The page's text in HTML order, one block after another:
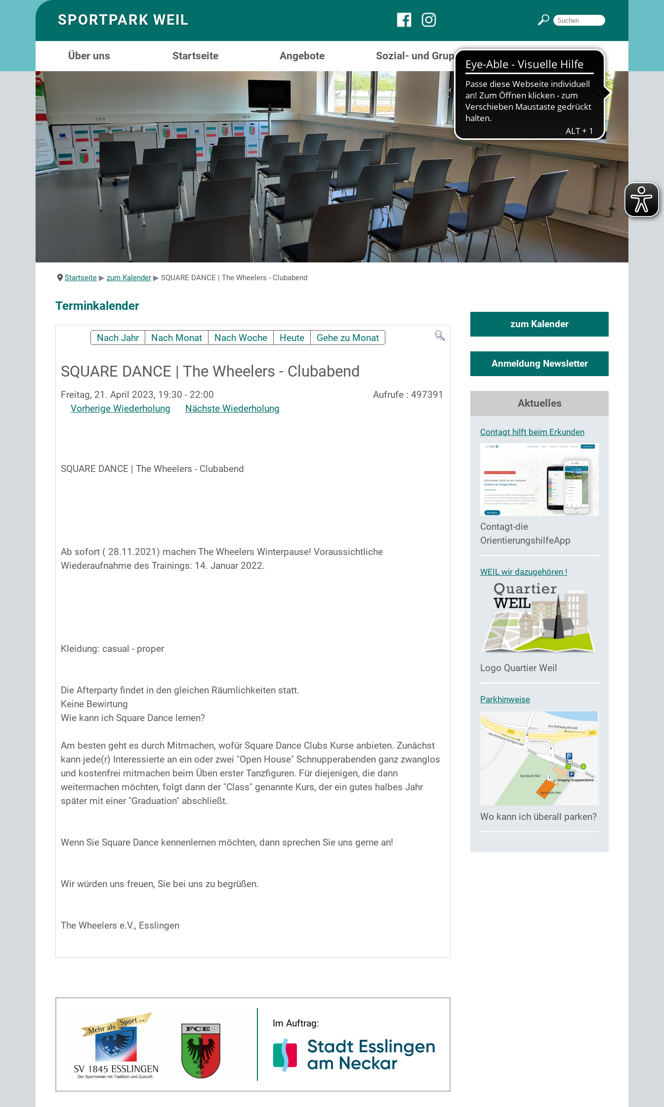
SPORTPARK WEIL
Über uns Startseite Angebote Sozial- und Gruppenräume
Startseite zum Kalender SQUARE DANCE | The Wheelers - Clubabend
Terminkalender
Nach Jahr Nach Monat Nach Woche Heute Gehe zu Monat
SQUARE DANCE | The Wheelers - Clubabend
Freitag, 21. April 2023, 19:30 - 22:00
Vorherige Wiederholung
Nächste Wiederholung
Aufrufe : 497391
SQUARE DANCE | The Wheelers - Clubabend
Ab sofort ( 28.11.2021) machen The Wheelers Winterpause! Voraussichtliche
Wiederaufnahme des Trainings: 14. Januar 2022.
Kleidung: casual - proper
Die Afterparty findet in den gleichen Räumlichkeiten statt.
Keine Bewirtung
Wie kann ich Square Dance lernen?
Am besten geht es durch Mitmachen, wofür Square Dance Clubs Kurse anbieten. Zunächst
kann jede(r) Interessierte an ein oder zwei "Open House" Schnupperabenden ganz zwanglos
und kostenfrei mitmachen beim Üben erster Tanzfiguren. Für diejenigen, die dann
weitermachen möchten, folgt dann der "Class" genannte Kurs, der ein gutes halbes Jahr
später mit einer "Graduation" abschließt.
Wenn Sie Square Dance kennenlernen möchten, dann sprechen Sie uns gerne an!
Wir würden uns freuen, Sie bei uns zu begrüßen.
The Wheelers e.V., Esslingen
zum Kalender
Anmeldung Newsletter
Aktuelles
Contagt hilft beim Erkunden
Contagt-die
OrientierungshilfeApp
WEIL wir dazugehören !
Logo Quartier Weil
Parkhinweise
Wo kann ich überall parken?
Im Auftrag: